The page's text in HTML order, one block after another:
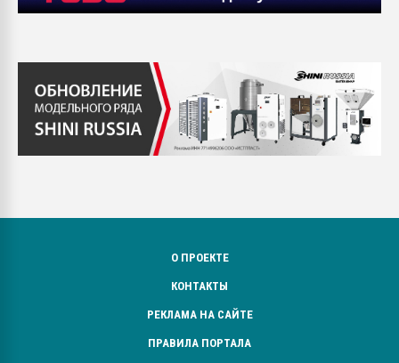
О ПРОЕКТЕ
КОНТАКТЫ
РЕКЛАМА НА САЙТЕ
ПРАВИЛА ПОРТАЛА